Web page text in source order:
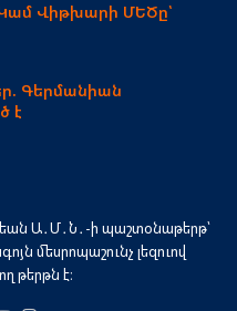
Վիթխարի ՄԵԾը՝
Գերմանիան
է
Ա․Մ․Ն․-ի պաշտօնաթերթ՝
մեսրոպաշունչ լեզուով
թերթն է։